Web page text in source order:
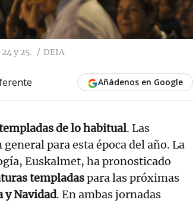
y 25. DEIA
Añádenos en Google
de lo habitual. Las
para esta época del año. La
Euskalmet, ha pronosticado
templadaspara las próximas
y Navidad. En ambas jornadas